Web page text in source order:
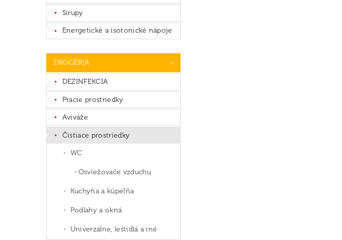
Sirupy
Energetické a isotonické nápoje
DROGÉRIA
DEZINFEKCIA
Pracie prostriedky
Aviváže
Čistiace prostriedky
WC
Osviežovače vzduchu
Kuchyňa a kúpeľňa
Podlahy a okná
Univerzálne, leštidlá a iné